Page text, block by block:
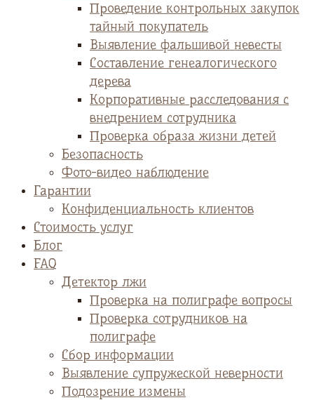
Проведение контрольных закупок
тайный покупатель
Выявление фальшивой невесты
Cоставление генеалогического
дерева
Корпоративные расследования с
внедрением сотрудника
Проверка образа жизни детей
Безопасность
Фото-видео наблюдение
Гарантии
Конфиденциальность клиентов
Стоимость услуг
Блог
FAQ
Детектор лжи
Проверка на полиграфе вопросы
Проверка сотрудников на
полиграфе
Сбор информации
Выявление супружеской неверности
Подозрение измены